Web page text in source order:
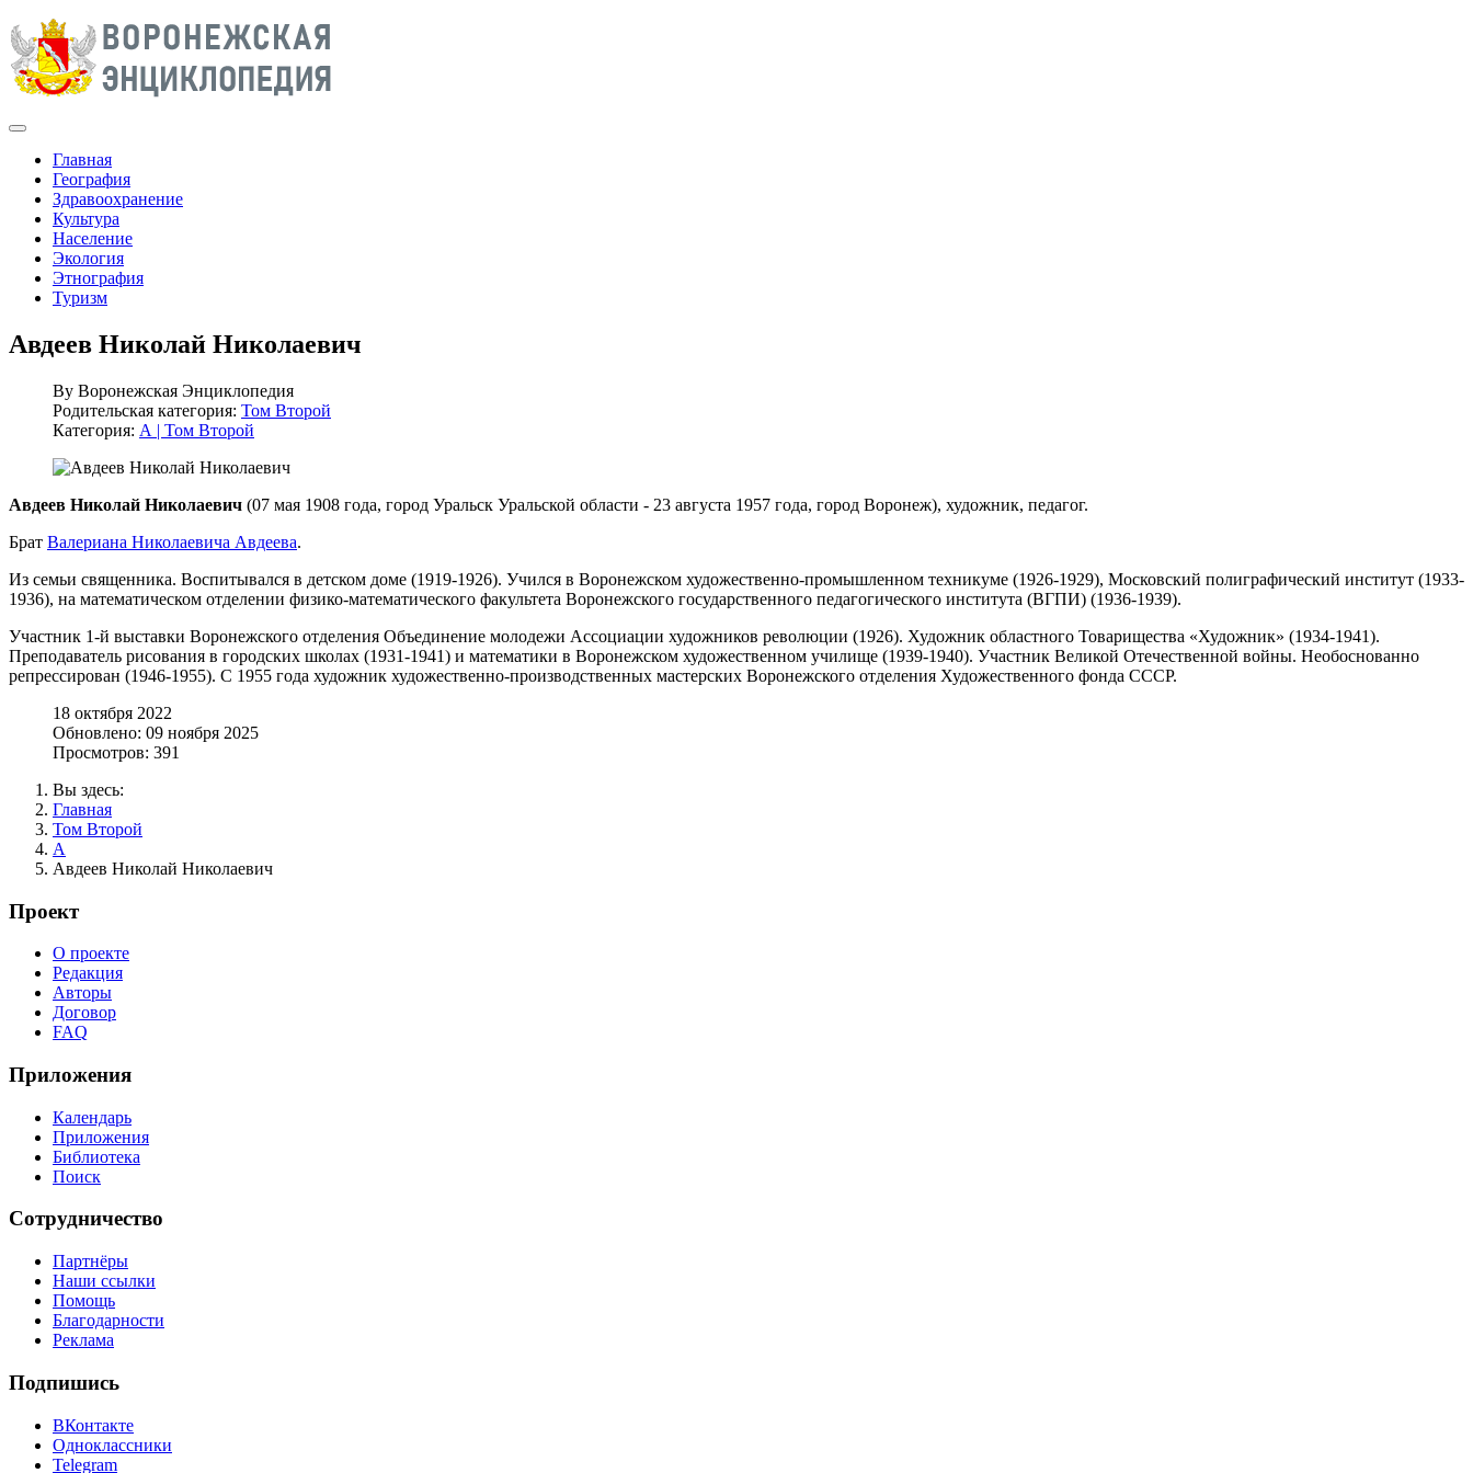
Главная
География
Здравоохранение
Культура
Население
Экология
Этнография
Туризм
Авдеев Николай Николаевич
By Воронежская Энциклопедия
Родительская категория: Том Второй
Категория: А | Том Второй
Авдеев Николай Николаевич (07 мая 1908 года, город Уральск Уральской области - 23 августа 1957 года, город Воронеж), художник, педагог.
Брат Валериана Николаевича Авдеева.
Из семьи священника. Воспитывался в детском доме (1919-1926). Учился в Воронежском художественно-промышленном техникуме (1926-1929), Московский полиграфический институт (1933-
1936), на математическом отделении физико-математического факультета Воронежского государственного педагогического института (ВГПИ) (1936-1939).
Участник 1-й выставки Воронежского отделения Объединение молодежи Ассоциации художников революции (1926). Художник областного Товарищества «Художник» (1934-1941).
Преподаватель рисования в городских школах (1931-1941) и математики в Воронежском художественном училище (1939-1940). Участник Великой Отечественной войны. Необоснованно
репрессирован (1946-1955). С 1955 года художник художественно-производственных мастерских Воронежского отделения Художественного фонда СССР.
18 октября 2022
Обновлено: 09 ноября 2025
Просмотров: 391
Вы здесь:
Главная
Том Второй
А
Авдеев Николай Николаевич
Проект
О проекте
Редакция
Авторы
Договор
FAQ
Приложения
Календарь
Приложения
Библиотека
Поиск
Сотрудничество
Партнёры
Наши ссылки
Помощь
Благодарности
Реклама
Подпишись
ВКонтакте
Одноклассники
Telegram